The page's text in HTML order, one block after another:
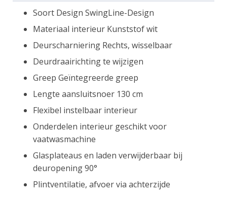
Soort Design SwingLine-Design
Materiaal interieur Kunststof wit
Deurscharniering Rechts, wisselbaar
Deurdraairichting te wijzigen
Greep Geïntegreerde greep
Lengte aansluitsnoer 130 cm
Flexibel instelbaar interieur
Onderdelen interieur geschikt voor
vaatwasmachine
Glasplateaus en laden verwijderbaar bij
deuropening 90°
Plintventilatie, afvoer via achterzijde